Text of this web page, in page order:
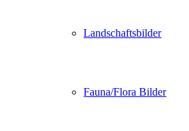
Landschaftsbilder
Fauna/Flora Bilderauf